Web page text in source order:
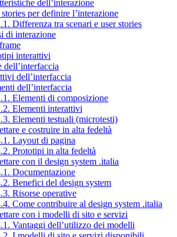
dell’interazione
per definire l’interazione
Differenza tra scenari e user stories
di interazione
interattivi
dell’interfaccia
dell’interfaccia
dell’interfaccia
Elementi di composizione
Elementi interattivi
Elementi testuali (microtesti)
e costruire in alta fedeltà
Layout di pagina
Prototipi in alta fedeltà
con il design system .italia
Documentazione
Benefici del design system
Risorse operative
Come contribuire al design system .italia
con i modelli di sito e servizi
Vantaggi dell’utilizzo dei modelli